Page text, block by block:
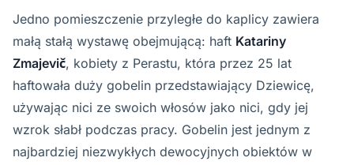
Jedno pomieszczenie przyległe do kaplicy zawiera
małą stałą wystawę obejmującą: haft Katariny
Zmajevič, kobiety z Perastu, która przez 25 lat
haftowała duży gobelin przedstawiający Dziewicę,
używając nici ze swoich włosów jako nici, gdy jej
wzrok słabł podczas pracy. Gobelin jest jednym z
najbardziej niezwykłych dewocyjnych obiektów w